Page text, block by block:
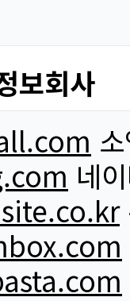
보회사
네